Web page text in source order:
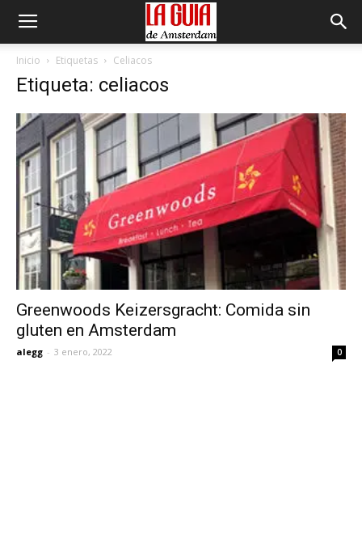
Inicio Etiquetas Celiacos
Etiqueta: celiacos
Greenwoods Keizersgracht: Comida sin
gluten en Amsterdam
alegg - 3 enero, 2022 0